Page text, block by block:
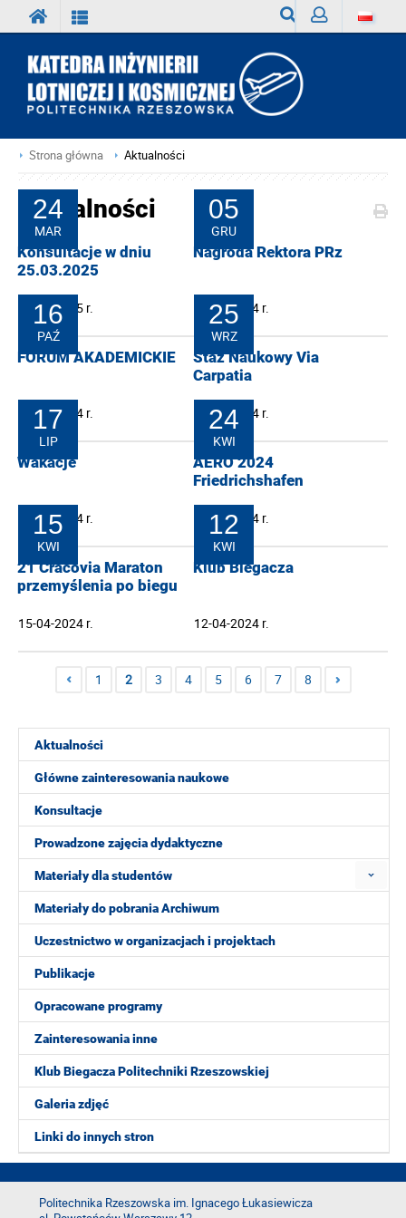
Strona główna Aktualności
Aktualności
Główne zainteresowania naukowe
Konsultacje
Prowadzone zajęcia dydaktyczne
Materiały dla studentów
Materiały do pobrania Archiwum
Uczestnictwo w organizacjach i projektach
Publikacje
Opracowane programy
Zainteresowania inne
Klub Biegacza Politechniki Rzeszowskiej
Galeria zdjęć
Linki do innych stron
Aktualności
24
MAR
Konsultacje w dniu
25.03.2025
24-03-2025 r.
05
GRU
Nagroda Rektora PRz
05-12-2024 r.
16
PAŹ
FORUM AKADEMICKIE
16-10-2024 r.
25
WRZ
Staż Naukowy Via
Carpatia
25-09-2024 r.
17
LIP
Wakacje
17-07-2024 r.
24
KWI
AERO 2024
Friedrichshafen
24-04-2024 r.
15
KWI
21 Cracovia Maraton
przemyślenia po biegu
15-04-2024 r.
12
KWI
Klub Biegacza
12-04-2024 r.
1 2 3 4 5 6 7 8
Politechnika Rzeszowska im. Ignacego Łukasiewicza